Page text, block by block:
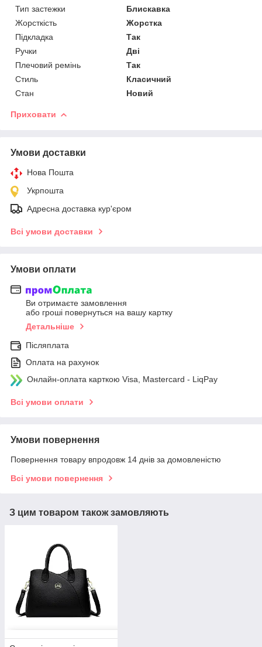
Тип застежки
Блискавка
Жорсткість
Жорстка
Підкладка
Так
Ручки
Дві
Плечовий ремінь
Так
Стиль
Класичний
Стан
Новий
Приховати
Умови доставки
Нова Пошта
Укрпошта
Адресна доставка кур'єром
Всі умови доставки
Умови оплати
Ви отримаєте замовлення
або гроші повернуться на вашу картку
Детальніше
Післяплата
Оплата на рахунок
Онлайн-оплата карткою Visa, Mastercard - LiqPay
Всі умови оплати
Умови повернення
Повернення товару впродовж 14 днів за домовленістю
Всі умови повернення
З цим товаром також замовляють